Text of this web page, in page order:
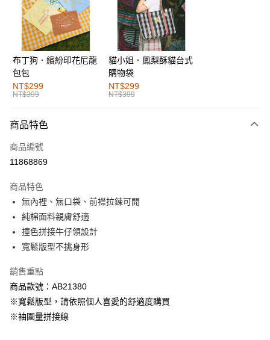
LINE Pay
街口支付
運送方式
全家取貨付款
每筆NT$60，滿NT$1,000(含以上)免運費
付款後全家取貨
萊爾富取貨付款
付款後萊爾富取貨
每筆NT$60，滿NT$1,000(含以上)免運費
7-11取貨付款
每筆NT$60，滿NT$1,000(含以上)免運費
付款後7-11取貨
每筆NT$60，滿NT$1,000(含以上)免運費
宅配
布丁狗．繽紛印花尼龍
包包
NT$299
NT$399
貓小姐．鳳梨酥貓台式
購物袋
NT$299
NT$399
商品特色
商品編號
11868869
商品特色
無內裡、無口袋、前襟拉鍊可開
純棉面料親膚舒適
撞色拼接牛仔領設計
寬鬆版型不挑身形
銷售重點
商品款號：AB21380
※寬鬆版型，請依照個人喜愛的舒適度購買
※袖圍量拼接線